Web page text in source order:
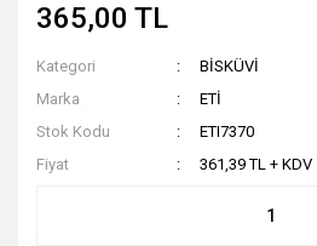
365,00 TL
Kategori
BİSKÜVİ
Marka
ETİ
Stok Kodu
ETI7370
Fiyat
361,39 TL + KDV